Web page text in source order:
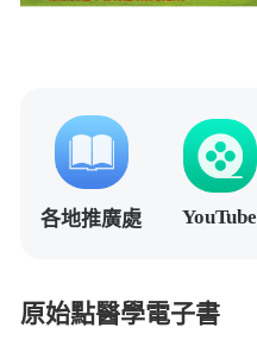
各地推廣處 YouTube
原始點醫學電子書